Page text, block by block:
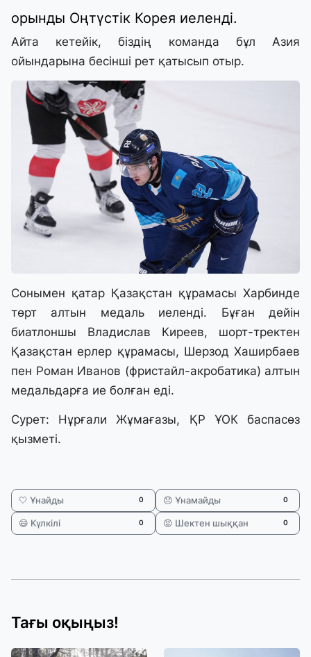
орынды Оңтүстік Корея иеленді.
Айта кетейік, біздің команда бұл Азия
ойындарына бесінші рет қатысып отыр.
Сонымен қатар Қазақстан құрамасы Харбинде
төрт алтын медаль иеленді. Бұған дейін
биатлоншы Владислав Киреев, шорт-тректен
Қазақстан ерлер құрамасы, Шерзод Хаширбаев
пен Роман Иванов (фристайл-акробатика) алтын
медальдарға ие болған еді.
Сурет: Нұрғали Жұмағазы, ҚР ҰОК баспасөз
қызметі.
🤍 Ұнайды 0 😞 Ұнамайды 0
😄 Күлкілі 0 😡 Шектен шыққан 0
Тағы оқыңыз!